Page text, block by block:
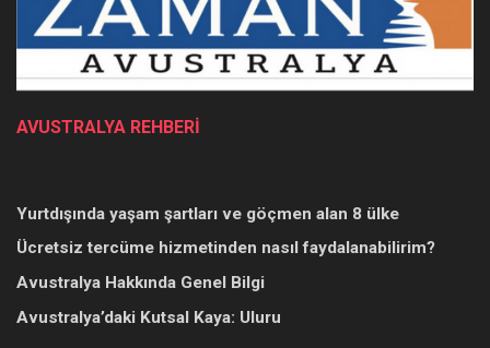
AVUSTRALYA REHBERİ
Yurtdışında yaşam şartları ve göçmen alan 8 ülke
Ücretsiz tercüme hizmetinden nasıl faydalanabilirim?
Avustralya Hakkında Genel Bilgi
Avustralya’daki Kutsal Kaya: Uluru